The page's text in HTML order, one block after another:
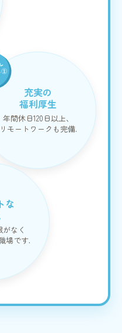
②
充実の
福利厚生
年間休日120日以上、
リモートワークも完備.
な
なく
場です.